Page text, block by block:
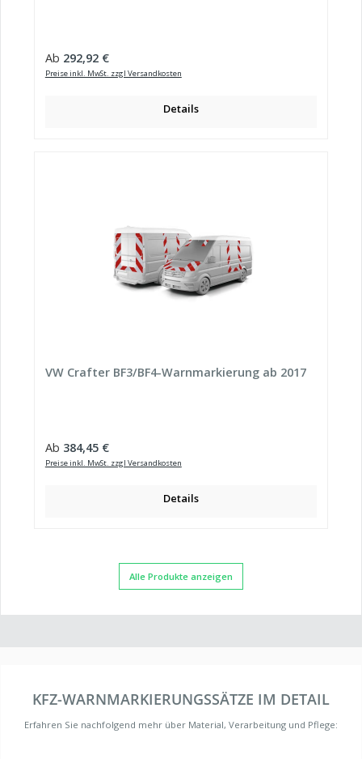
Regulärer Preis:
Ab 292,92 €
Preise inkl. MwSt. zzgl Versandkosten
Details
VW Crafter BF3/BF4-Warnmarkierung ab 2017
Regulärer Preis:
Ab 384,45 €
Preise inkl. MwSt. zzgl Versandkosten
Details
Alle Produkte anzeigen
KFZ-WARNMARKIERUNGSSÄTZE IM DETAIL
Erfahren Sie nachfolgend mehr über Material, Verarbeitung und Pflege: